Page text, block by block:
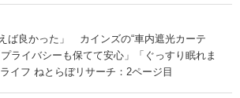
ば良かった」 カインズの“車内遮光カーテ
ライバシーも保てて安心」「ぐっすり眠れま
イフ ねとらぼリサーチ：2ページ目